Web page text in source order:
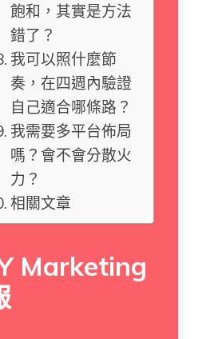
飽和，其實是方法
錯了？
我可以照什麼節
奏，在四週內驗證
自己適合哪條路？
我需要多平台佈局
嗎？會不會分散火
力？
相關文章
Marketing